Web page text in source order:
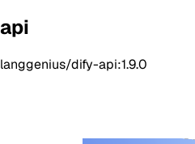
api
langgenius/dify-api:1.9.0